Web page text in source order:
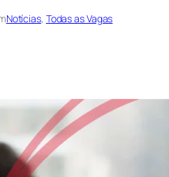
Notícias, Todas as Vagas